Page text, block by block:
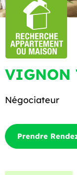
VIGNON
Négociateur
Prendre